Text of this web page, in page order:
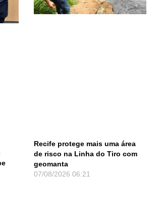
Recife protege mais uma área
de risco na Linha do Tiro com
geomanta
07/08/2026 06:21